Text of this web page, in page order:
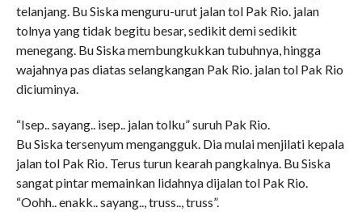
telanjang. Bu Siska menguru-urut jalan tol Pak Rio. jalan
tolnya yang tidak begitu besar, sedikit demi sedikit
menegang. Bu Siska membungkukkan tubuhnya, hingga
wajahnya pas diatas selangkangan Pak Rio. jalan tol Pak Rio
diciuminya.
“Isep.. sayang.. isep.. jalan tolku” suruh Pak Rio.
Bu Siska tersenyum mengangguk. Dia mulai menjilati kepala
jalan tol Pak Rio. Terus turun kearah pangkalnya. Bu Siska
sangat pintar memainkan lidahnya dijalan tol Pak Rio.
“Oohh.. enakk.. sayang.., truss.., truss”.